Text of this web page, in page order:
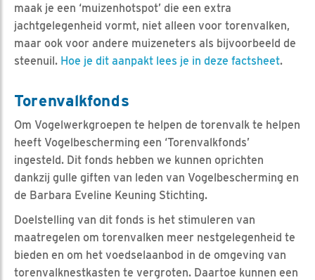
maak je een ‘muizenhotspot’ die een extra
jachtgelegenheid vormt, niet alleen voor torenvalken,
maar ook voor andere muizeneters als bijvoorbeeld de
steenuil. Hoe je dit aanpakt lees je in deze factsheet.
Torenvalkfonds
Om Vogelwerkgroepen te helpen de torenvalk te helpen
heeft Vogelbescherming een ‘Torenvalkfonds’
ingesteld. Dit fonds hebben we kunnen oprichten
dankzij gulle giften van leden van Vogelbescherming en
de Barbara Eveline Keuning Stichting.
Doelstelling van dit fonds is het stimuleren van
maatregelen om torenvalken meer nestgelegenheid te
bieden en om het voedselaanbod in de omgeving van
torenvalknestkasten te vergroten. Daartoe kunnen een